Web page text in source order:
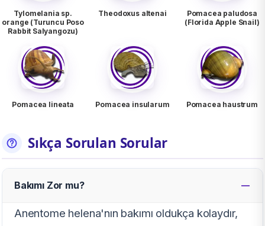
Tylomelania sp.
orange (Turuncu Poso
Rabbit Salyangozu)
Theodoxus altenai
Pomacea paludosa
(Florida Apple Snail)
Pomacea lineata Pomacea insularum Pomacea haustrum
Sıkça Sorulan Sorular
Bakımı Zor mu?
Anentome helena'nın bakımı oldukça kolaydır,